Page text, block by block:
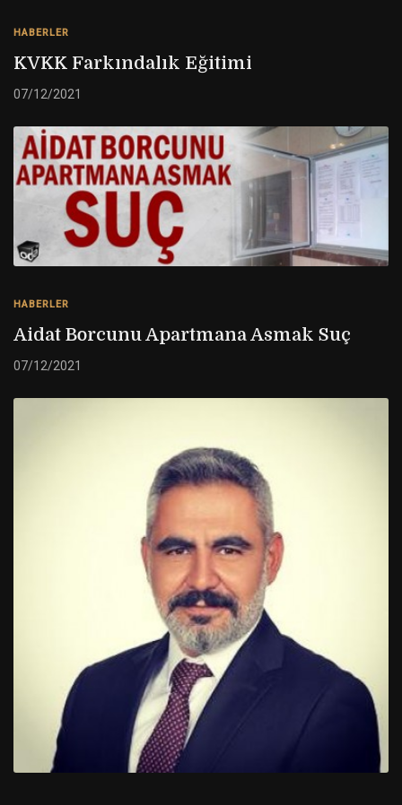
HABERLER
KVKK Farkındalık Eğitimi
07/12/2021
HABERLER
Aidat Borcunu Apartmana Asmak Suç
07/12/2021